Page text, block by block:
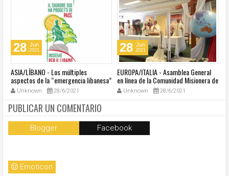
28 Jun
2021
ASIA/LÍBANO - Los múltiples
aspectos de la “emergencia libanesa”
al centro de la cumbre eclesial
convocada por el Papa Francisco
Unknown 28/6/2021
28 Jun
2021
EUROPA/ITALIA - Asamblea General
en línea de la Comunidad Misionera de
Villaregia
Unknown 28/6/2021
PUBLICAR UN COMENTARIO
Blogger Facebook
Emoticon